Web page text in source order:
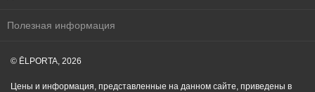
Полезная информация
© ĒLPORTA, 2026
Цены и информация, представленные на данном сайте, приведены в